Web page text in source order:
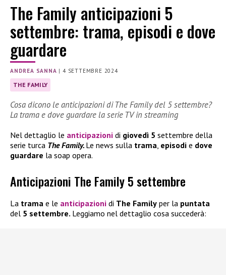
The Family anticipazioni 5
settembre: trama, episodi e dove
guardare
ANDREA SANNA |4 SETTEMBRE 2024
THE FAMILY
Cosa dicono le anticipazioni di The Family del 5 settembre?
La trama e dove guardare la serie TV in streaming
Nel dettaglio le anticipazioni di giovedì 5 settembre della
serie turca The Family. Le news sulla trama, episodi e dove
guardare la soap opera.
Anticipazioni The Family 5 settembre
La trama e le anticipazioni di The Family per la puntata
del 5 settembre. Leggiamo nel dettaglio cosa succederà: